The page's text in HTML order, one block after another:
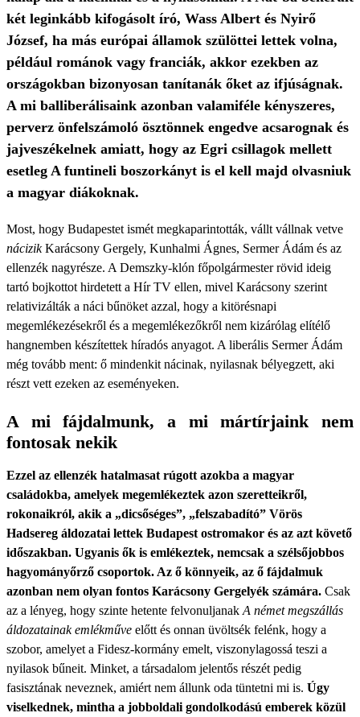
két leginkább kifogásolt író, Wass Albert és Nyirő
József, ha más európai államok szülöttei lettek volna,
például románok vagy franciák, akkor ezekben az
országokban bizonyosan tanítanák őket az ifjúságnak.
A mi balliberálisaink azonban valamiféle kényszeres,
perverz önfelszámoló ösztönnek engedve acsarognak és
jajveszékelnek amiatt, hogy az Egri csillagok mellett
esetleg A funtineli boszorkányt is el kell majd olvasniuk
a magyar diákoknak.
Most, hogy Budapestet ismét megkaparintották, vállt vállnak vetve
nácizikKarácsony Gergely, Kunhalmi Ágnes, Sermer Ádám és az
ellenzék nagyrésze. A Demszky-klón főpolgármester rövid ideig
tartó bojkottot hirdetett a Hír TV ellen, mivel Karácsony szerint
relativizálták a náci bűnöket azzal, hogy a kitörésnapi
megemlékezésekről és a megemlékezőkről nem kizárólag elítélő
hangnemben készítettek híradós anyagot. A liberális Sermer Ádám
még tovább ment: ő mindenkit nácinak, nyilasnak bélyegzett, aki
részt vett ezeken az eseményeken.
A mi fájdalmunk, a mi mártírjaink nem
fontosak nekik
Ezzel az ellenzék hatalmasat rúgott azokba a magyar
családokba, amelyek megemlékeztek azon szeretteikről,
rokonaikról, akik a „dicsőséges”, „felszabadító” Vörös
Hadsereg áldozatai lettek Budapest ostromakor és az azt követő
időszakban. Ugyanis ők is emlékeztek, nemcsak a szélsőjobbos
hagyományőrző csoportok. Az ő könnyeik, az ő fájdalmuk
azonban nem olyan fontos Karácsony Gergelyék számára. Csak
az a lényeg, hogy szinte hetente felvonuljanak A német megszállás
áldozatainak emlékműve előtt és onnan üvöltsék felénk, hogy a
szobor, amelyet a Fidesz-kormány emelt, viszonylagossá teszi a
nyilasok bűneit. Minket, a társadalom jelentős részét pedig
fasisztának neveznek, amiért nem állunk oda tüntetni mi is. Úgy
viselkednek, mintha a jobboldali gondolkodású emberek közül